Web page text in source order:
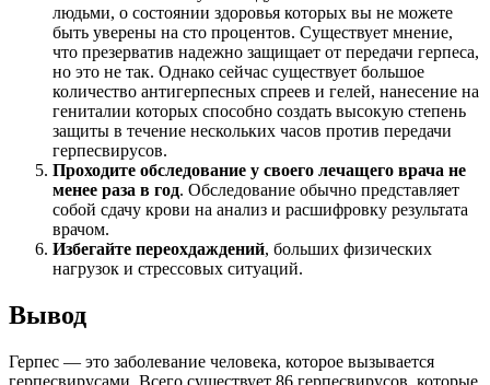
людьми, о состоянии здоровья которых вы не можете
быть уверены на сто процентов. Существует мнение,
что презерватив надежно защищает от передачи герпеса,
но это не так. Однако сейчас существует большое
количество антигерпесных спреев и гелей, нанесение на
гениталии которых способно создать высокую степень
защиты в течение нескольких часов против передачи
герпесвирусов.
Проходите обследование у своего лечащего врача не
менее раза в год. Обследование обычно представляет
собой сдачу крови на анализ и расшифровку результата
врачом.
Избегайте переохдаждений, больших физических
нагрузок и стрессовых ситуаций.
Вывод
Герпес — это заболевание человека, которое вызывается